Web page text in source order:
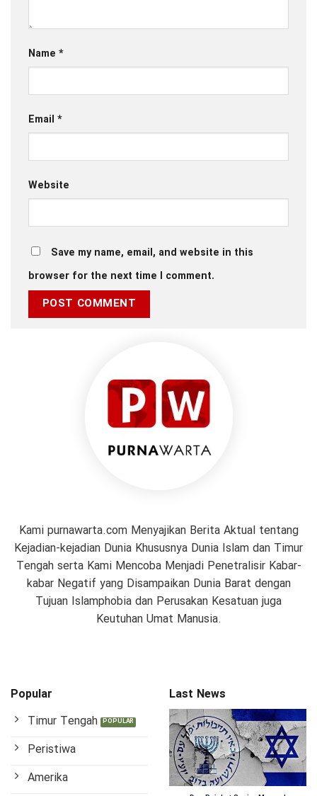
Name *
Email *
Website
Save my name, email, and website in this
browser for the next time I comment.
Kami purnawarta.com Menyajikan Berita Aktual tentang
Kejadian-kejadian Dunia Khususnya Dunia Islam dan Timur
Tengah serta Kami Mencoba Menjadi Penetralisir Kabar-
kabar Negatif yang Disampaikan Dunia Barat dengan
Tujuan Islamphobia dan Perusakan Kesatuan juga
Keutuhan Umat Manusia.
Popular
Timur Tengah
Peristiwa
Amerika
Last News